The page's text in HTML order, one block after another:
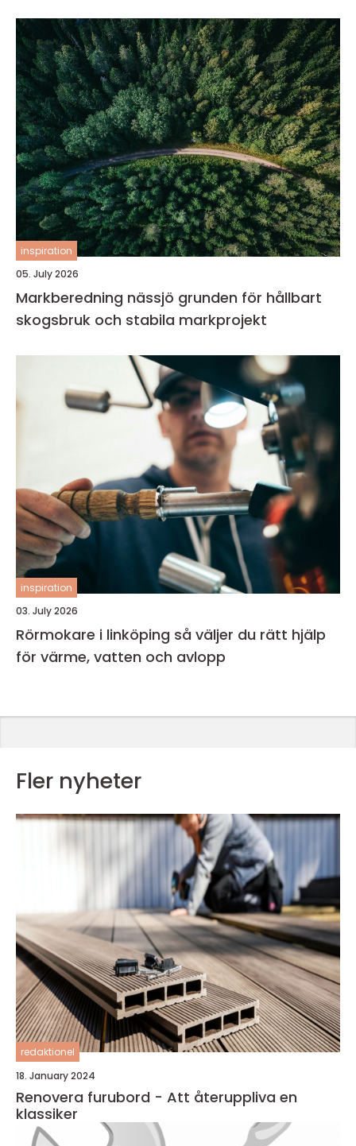
inspiration
05. July 2026
Markberedning nässjö grunden för hållbart
skogsbruk och stabila markprojekt
inspiration
03. July 2026
Rörmokare i linköping så väljer du rätt hjälp
för värme, vatten och avlopp
Fler nyheter
redaktionel
18. January 2024
Renovera furubord - Att återuppliva en
klassiker